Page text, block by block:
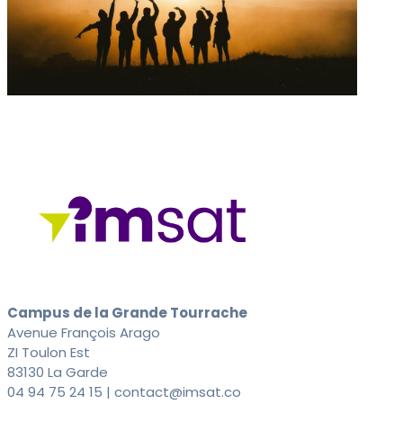
Campus de la Grande Tourrache
Avenue François Arago
ZI Toulon Est
83130 La Garde
04 94 75 24 15 | contact@imsat.co